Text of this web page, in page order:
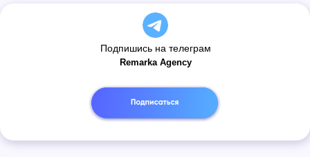
Подпишись на телеграм
Remarka Agency